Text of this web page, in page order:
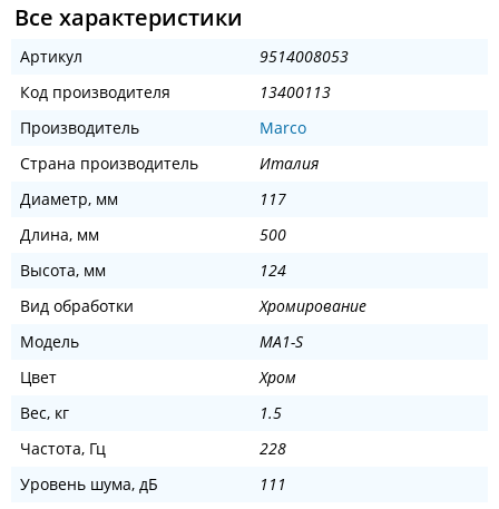
Все характеристики
Артикул
9514008053
Код производителя
13400113
Производитель
Marco
Страна производитель
Италия
Диаметр, мм
117
Длина, мм
500
Высота, мм
124
Вид обработки
Хромирование
Модель
MA1-S
Цвет
Хром
Вес, кг
1.5
Частота, Гц
228
Уровень шума, дБ
111